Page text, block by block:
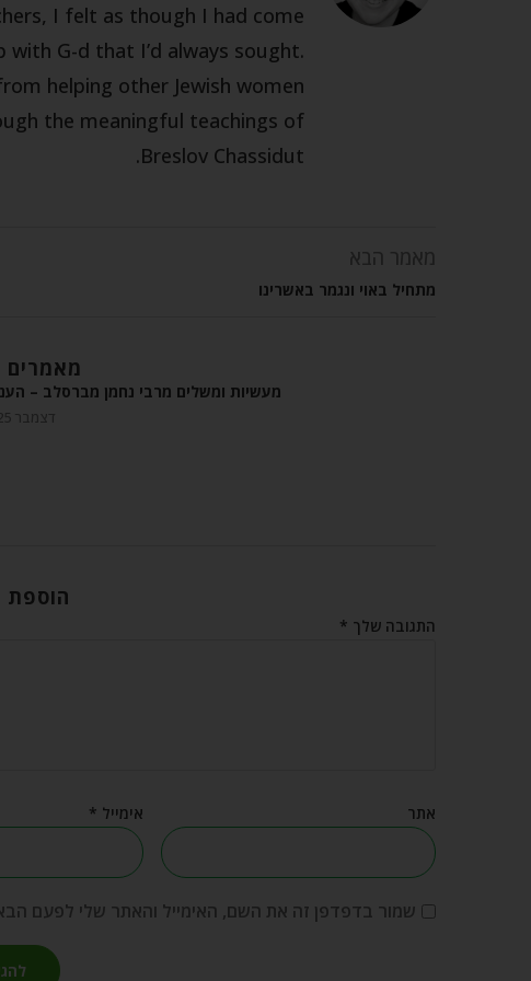
I felt as though I had come
G-d that I’d always sought.
helping other Jewish women
the meaningful teachings of
Breslov Chassidut.
מאמר הבא
מתחיל באוי ונגמר באשרינו
מאמרים
מעשיות ומשלים מרבי נחמן מברסלב –
דצמבר 25, 2025
הוספת
התגובה שלך *
אימייל * אתר
שמור בדפדפן זה את השם, האימייל והאתר שלי לפעם